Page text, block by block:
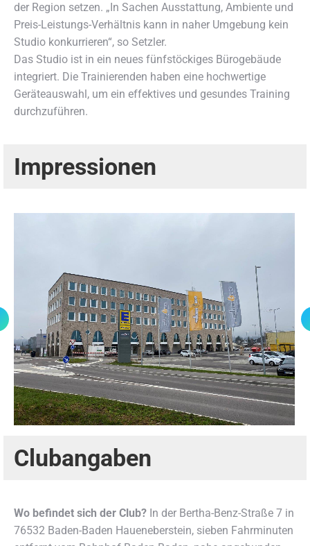
der Region setzen. „In Sachen Ausstattung, Ambiente und
Preis-Leistungs-Verhältnis kann in naher Umgebung kein
Studio konkurrieren“, so Setzler.
Das Studio ist in ein neues fünfstöckiges Bürogebäude
integriert. Die Trainierenden haben eine hochwertige
Geräteauswahl, um ein effektives und gesundes Training
durchzuführen.
Impressionen
Clubangaben
Wo befindet sich der Club? In der Bertha-Benz-Straße 7 in
76532 Baden-Baden Haueneberstein, sieben Fahrminuten